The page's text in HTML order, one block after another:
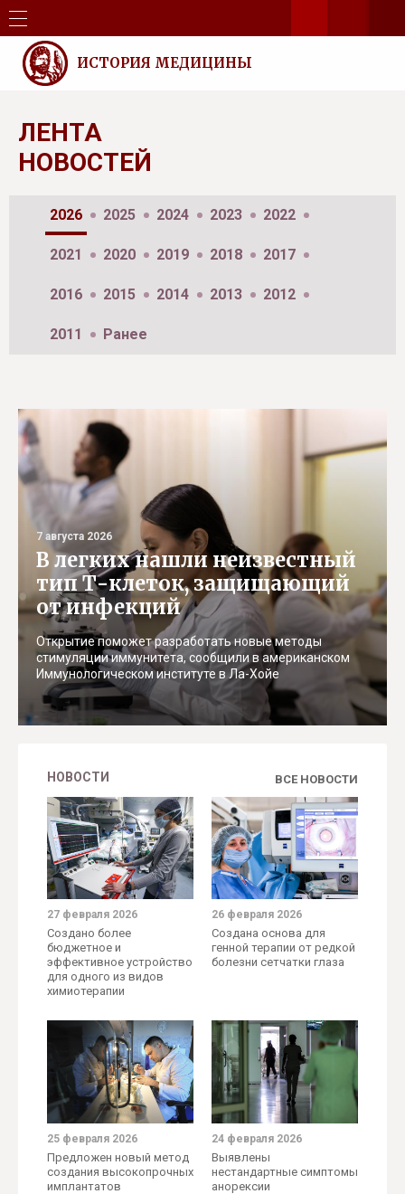
ИСТОРИЯ МЕДИЦИНЫ
ЛЕНТА
НОВОСТЕЙ
2026 2025 2024 2023 2022
2021 2020 2019 2018 2017
2016 2015 2014 2013 2012
2011 Ранее
7 августа 2026
В легких нашли неизвестный
тип Т-клеток, защищающий
от инфекций
Открытие поможет разработать новые методы
стимуляции иммунитета, сообщили в американском
Иммунологическом институте в Ла-Хойе
НОВОСТИ
27 февраля 2026
Создано более
бюджетное и
эффективное устройство
для одного из видов
химиотерапии
26 февраля 2026
Создана основа для
генной терапии от редкой
болезни сетчатки глаза
25 февраля 2026
Предложен новый метод
создания высокопрочных
имплантатов
24 февраля 2026
Выявлены
нестандартные симптомы
анорексии
ВСЕ НОВОСТИ